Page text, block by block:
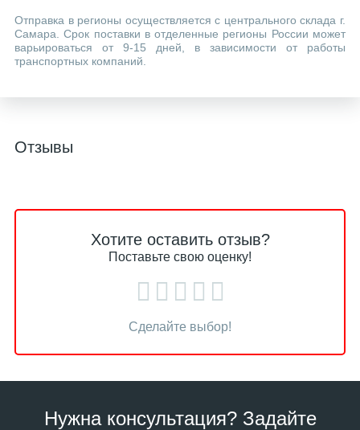
Отправка в регионы осуществляется с центрального склада г.
Самара. Срок поставки в отделенные регионы России может
варьироваться от 9-15 дней, в зависимости от работы
транспортных компаний.
Отзывы
Хотите оставить отзыв?
Поставьте свою оценку!
Сделайте выбор!
Нужна консультация? Задайте